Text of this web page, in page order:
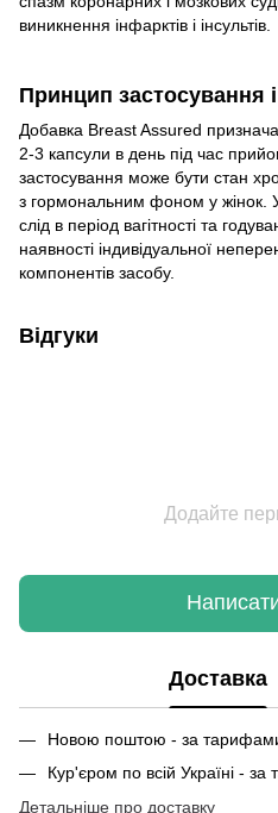
виникнення інфарктів і інсультів.
Принцип застосування
Добавка Breast Assured
2-3 капсули в день під час
застосування може бути стан
з гормональним фоном у жінок.
слід в період вагітності та
наявності індивідуальної
компонентів засобу.
Відгуки
Додайте
Доставка
Новою поштою - за
Кур'єром по всій Україні -
Детальніше про доставку